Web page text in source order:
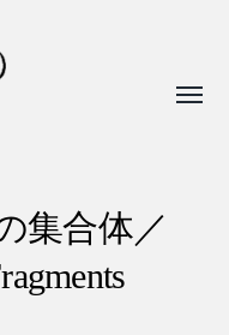
集合体／